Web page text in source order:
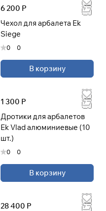
6 200 Р
Чехол для арбалета Ek
Siege
0 0
В корзину
1 300 Р
Дротики для арбалетов
Ek Vlad алюминиевые (10
шт.)
0 0
В корзину
28 400 Р